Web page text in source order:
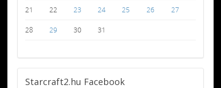
21 22 23 24 25 26 27
28 29 30 31
Starcraft2.hu Facebook